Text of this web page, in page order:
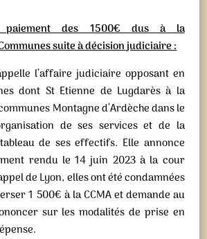
paiement des 1500€ dus à la
suite à décision judiciaire :
l’affaire judiciaire opposant en
dont St Etienne de Lugdarès à la
Montagne d’Ardèche dans le
de ses services et de la
de ses effectifs. Elle annonce
rendu le 14 juin 2023 à la cour
de Lyon, elles ont été condamnées
1 500€ à la CCMA et demande au
sur les modalités de prise en